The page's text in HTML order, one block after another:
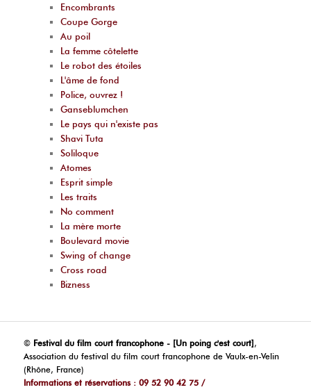
Encombrants
Coupe Gorge
Au poil
La femme côtelette
Le robot des étoiles
L'âme de fond
Police, ouvrez !
Ganseblumchen
Le pays qui n'existe pas
Shavi Tuta
Soliloque
Atomes
Esprit simple
Les traits
No comment
La mère morte
Boulevard movie
Swing of change
Cross road
Bizness
© Festival du film court francophone - [Un poing c'est court],
Association du festival du film court francophone de Vaulx-en-Velin
(Rhône, France)
Informations et réservations : 09 52 90 42 75 /